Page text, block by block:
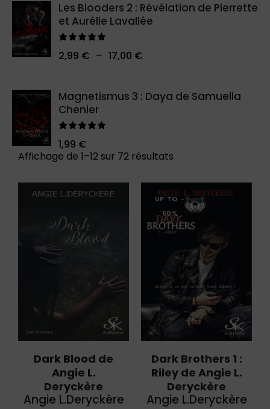
Les Blooders 2 : Révélation de Pierrette
et Aurélie Lavallée
Note
sur 5
2,99 € – 17,00 €
Magnetismus 3 : Daya de Samuella
Chenier
Note
sur 5
1,99 €
Affichage de 1–12 sur 72 résultats
Dark Blood de
Angie L.
Deryckère
Angie L.Deryckère
UP TO-
50%
Dark Brothers 1 :
Riley de Angie L.
Deryckère
Angie L.Deryckère